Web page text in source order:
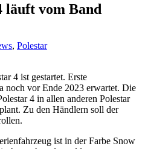
läuft vom Band
, Polestar
4 ist gestartet. Erste
noch vor Ende 2023 erwartet. Die
4 in allen anderen Polestar
Zu den Händlern soll der
ist in der Farbe Snow